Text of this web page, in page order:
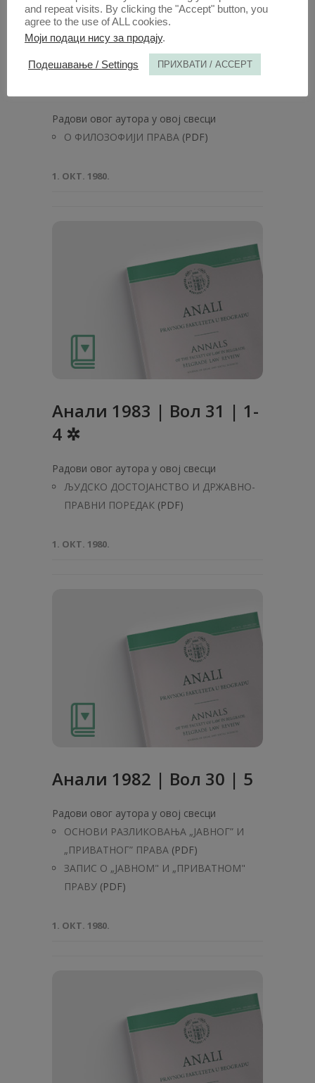
Радови овог аутора у овој свесци
О ФИЛОЗОФИЈИ ПРАВА (PDF)
1. ОКТ. 1980.
Анaли 1983 | Вол 31 | 1-
4 ✲
Радови овог аутора у овој свесци
ЉУДСКО ДОСТОЈАНСТВО И ДРЖАВНО-
ПРАВНИ ПОРЕДАК (PDF)
1. ОКТ. 1980.
Анaли 1982 | Вол 30 | 5
Радови овог аутора у овој свесци
ОСНОВИ РАЗЛИКОВАЊА „ЈАВНОГ” И
„ПРИВАТНОГ” ПРАВА (PDF)
ЗАПИС О „ЈАВНОМ" И „ПРИВАТНОМ"
ПРАВУ (PDF)
1. ОКТ. 1980.
and repeat visits. By clicking the "Accept" button, you
agree to the use of ALL cookies.
Моји подаци нису за продају.
Подешавање / Settings ПРИХВАТИ / ACCEPT